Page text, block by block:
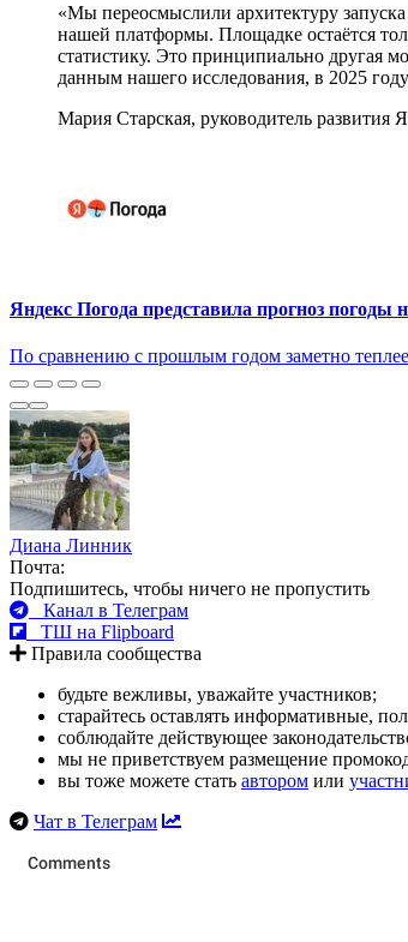
«Мы переосмыслили архитектуру
нашей платформы. Площадке остаётся
статистику. Это принципиально другая
данным нашего исследования, в 2025
Мария Старская, руководитель развития
Яндекс Погода представила прогноз
По сравнению с прошлым годом заметно теплее
Диана Линник
Почта:
Подпишитесь, чтобы ничего не пропустить
Канал в Телеграм
ТШ на Flipboard
Правила сообщества
будьте вежливы, уважайте участников;
старайтесь оставлять информативные,
соблюдайте действующее
мы не приветствуем размещение
вы тоже можете стать автором или
Чат в Телеграм